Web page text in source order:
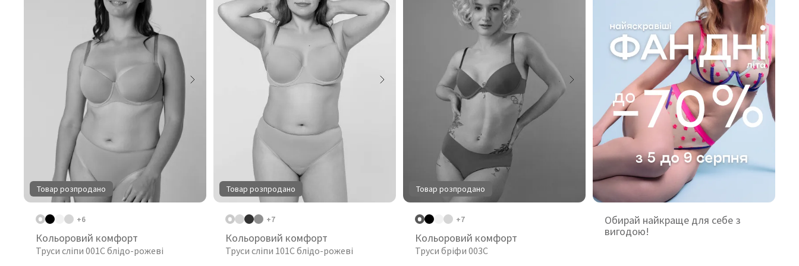
Товар розпродано
+6
Кольоровий комфорт
Труси сліпи 001C блідо-рожеві
Товар розпродано
+7
Кольоровий комфорт
Труси сліпи 101C блідо-рожеві
Товар розпродано
+7
Кольоровий комфорт
Труси бріфи 003C
Обирай найкраще для себе з
вигодою!